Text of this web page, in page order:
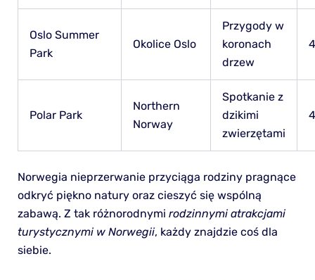
Oslo Summer
Park
Okolice Oslo
Przygody w
koronach
drzew
Polar Park
Northern
Norway
Spotkanie z
dzikimi
zwierzętami
Norwegia nieprzerwanie przyciąga rodziny pragnące
odkryć piękno natury oraz cieszyć się wspólną
zabawą. Z tak różnorodnymi rodzinnymi atrakcjami
turystycznymi w Norwegii, każdy znajdzie coś dla
siebie.